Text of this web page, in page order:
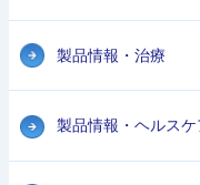
製品情報・治療
製品情報・ヘルス